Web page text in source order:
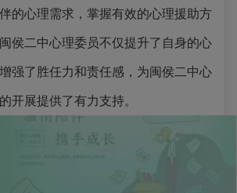
的心理需求，掌握有效的心理援助方
闽侯二中心理委员不仅提升了自身的心
强了胜任力和责任感，为闽侯二中心
开展提供了有力支持。